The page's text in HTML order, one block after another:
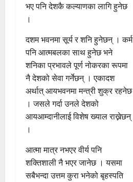
भए पनि देशकै कल्याणका लागि हुनेछ
।
दशम भवनमा सूर्य र शनि हुनेछन् । कर्म
पनि आत्मबलका साथ हुनेछ भने
शनिका प्रभावले पूर्ण नोकरका रूपमा
नै देशको सेवा गर्नेछन् । एकादश
अर्थात् आयभवनमा मन्त्री शुक्र रहनेछ
। जसले गर्दा उनले देशको
आयआम्दानीलाई विशेष ख्याल राख्नेछन्
।
आत्मा मात्र नभएर वीर्य पनि
शक्तिशाली नै भएर जानेछ । यसमा
सबैभन्दा उत्तम कुरा भनेको बृहस्पति